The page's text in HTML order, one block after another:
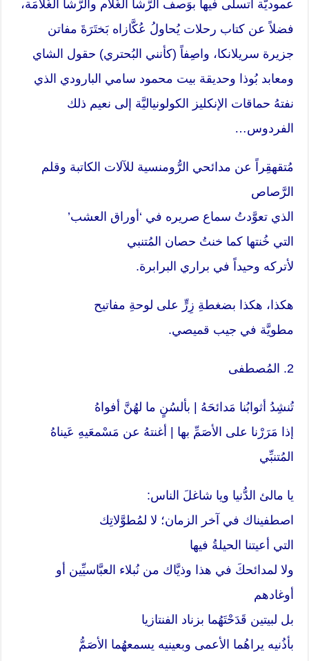
عموديَّة أتسلى فيها بوَصف الرَّشأ الغُلام والرَّشأ الغُلامَة،
فضلاً عن كتاب رحلات يُحاولُ عُكَّازاه بَختَرَةَ مفاتن
جزيرة سريلانكا، واصِفاً (كأنني البُحتري) حقول الشاي
ومعابد بُوذا وحديقة بيت محمود سامي البارودي الذي
نفتهُ حماقات الإنكليز الكولونياليَّة إلى نعيم ذلك
الفردوس…
مُتقهقِراً عن مدائحي الرُّومنسية للآلات الكاتبة وقلم
الرَّصاص
الذي تعوَّدتُ سماع صريره في ‘أوراق العشب’
التي خُنتها كما خنتُ حصان المُتنبي
لأتركه وحيداً في براري البرابرة.
هكذا، هكذا بضغطةِ زِرٍّ على لوحةِ مفاتيح
مطويَّة في جيب قميصي.
2. المُصطفى
تُنشِدُ أثوابُنا مَدائحَهُ | بألسُنٍ ما لهُنَّ أفواهُ
إذا مَرَرْنا على الأصَمِّ بها | أغنتهُ عن مَسْمعَيهِ عَيناهُ
المُتنبِّي
يا مالئ الدُّنيا ويا شاغلَ الناس:
اصطفيناك في آخر الزمان؛ لا لمُطوَّلاتِك
التي أعيتنا الحيلةُ فيها
ولا لمدائحكَ في هذا وذيَّاك من نُبلاء العبَّاسيِّين أو
أوغادهم
بل لبيتين قَدَحْتَهُما بزناد الفنتازيا
بأذُنيه يراهُما الأعمى وبعينيه يسمعهُما الأصَمُّ